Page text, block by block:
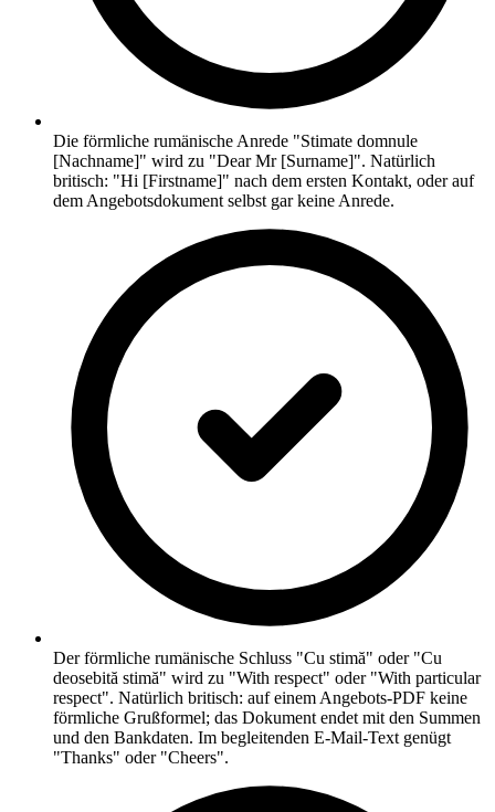
Die förmliche rumänische Anrede "Stimate domnule
[Nachname]" wird zu "Dear Mr [Surname]". Natürlich
britisch: "Hi [Firstname]" nach dem ersten Kontakt, oder auf
dem Angebotsdokument selbst gar keine Anrede.
Der förmliche rumänische Schluss "Cu stimă" oder "Cu
deosebită stimă" wird zu "With respect" oder "With particular
respect". Natürlich britisch: auf einem Angebots-PDF keine
förmliche Grußformel; das Dokument endet mit den Summen
und den Bankdaten. Im begleitenden E-Mail-Text genügt
"Thanks" oder "Cheers".